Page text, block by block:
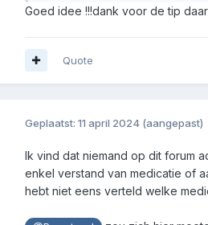
PS: Het zal niet direct
Goed idee !!!dank voor de tip
Quote
Geplaatst: 11 april 2024 (aangepast)
Ik vind dat niemand op dit forum
enkel verstand van medicatie of
hebt niet eens verteld welke